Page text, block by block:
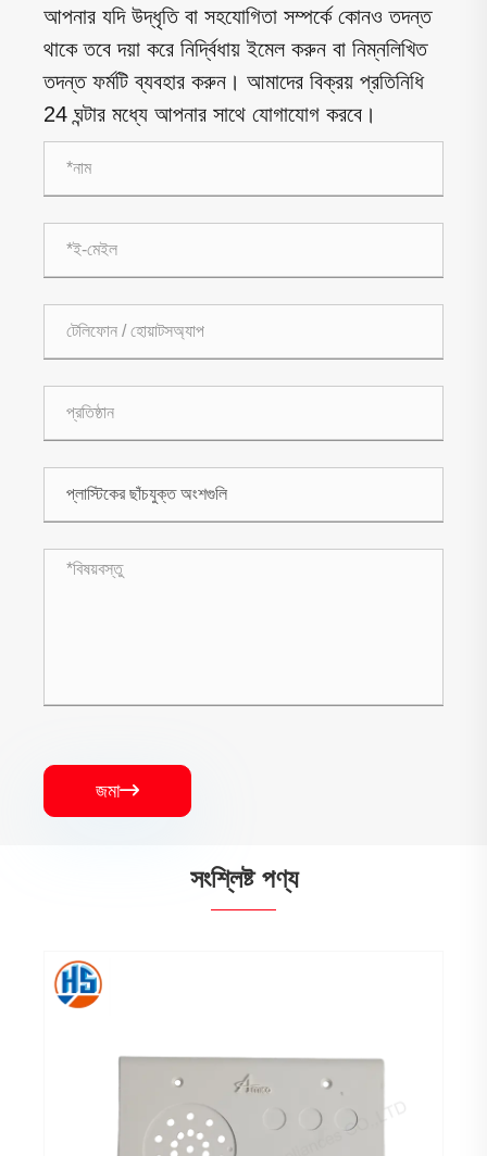
আপনার যদি উদ্ধৃতি বা সহযোগিতা সম্পর্কে কোনও তদন্ত
থাকে তবে দয়া করে নির্দ্বিধায় ইমেল করুন বা নিম্নলিখিত
তদন্ত ফর্মটি ব্যবহার করুন। আমাদের বিক্রয় প্রতিনিধি
24 ঘন্টার মধ্যে আপনার সাথে যোগাযোগ করবে।
জমা
সংশ্লিষ্ট পণ্য